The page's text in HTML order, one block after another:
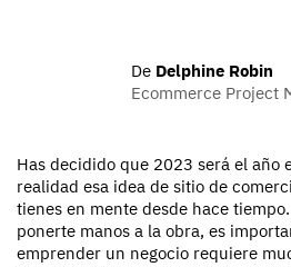
De Delphine Robin
Ecommerce Project
Has decidido que 2023 será el año
realidad esa idea de sitio de
tienes en mente desde hace
ponerte manos a la obra, es
emprender un negocio requiere